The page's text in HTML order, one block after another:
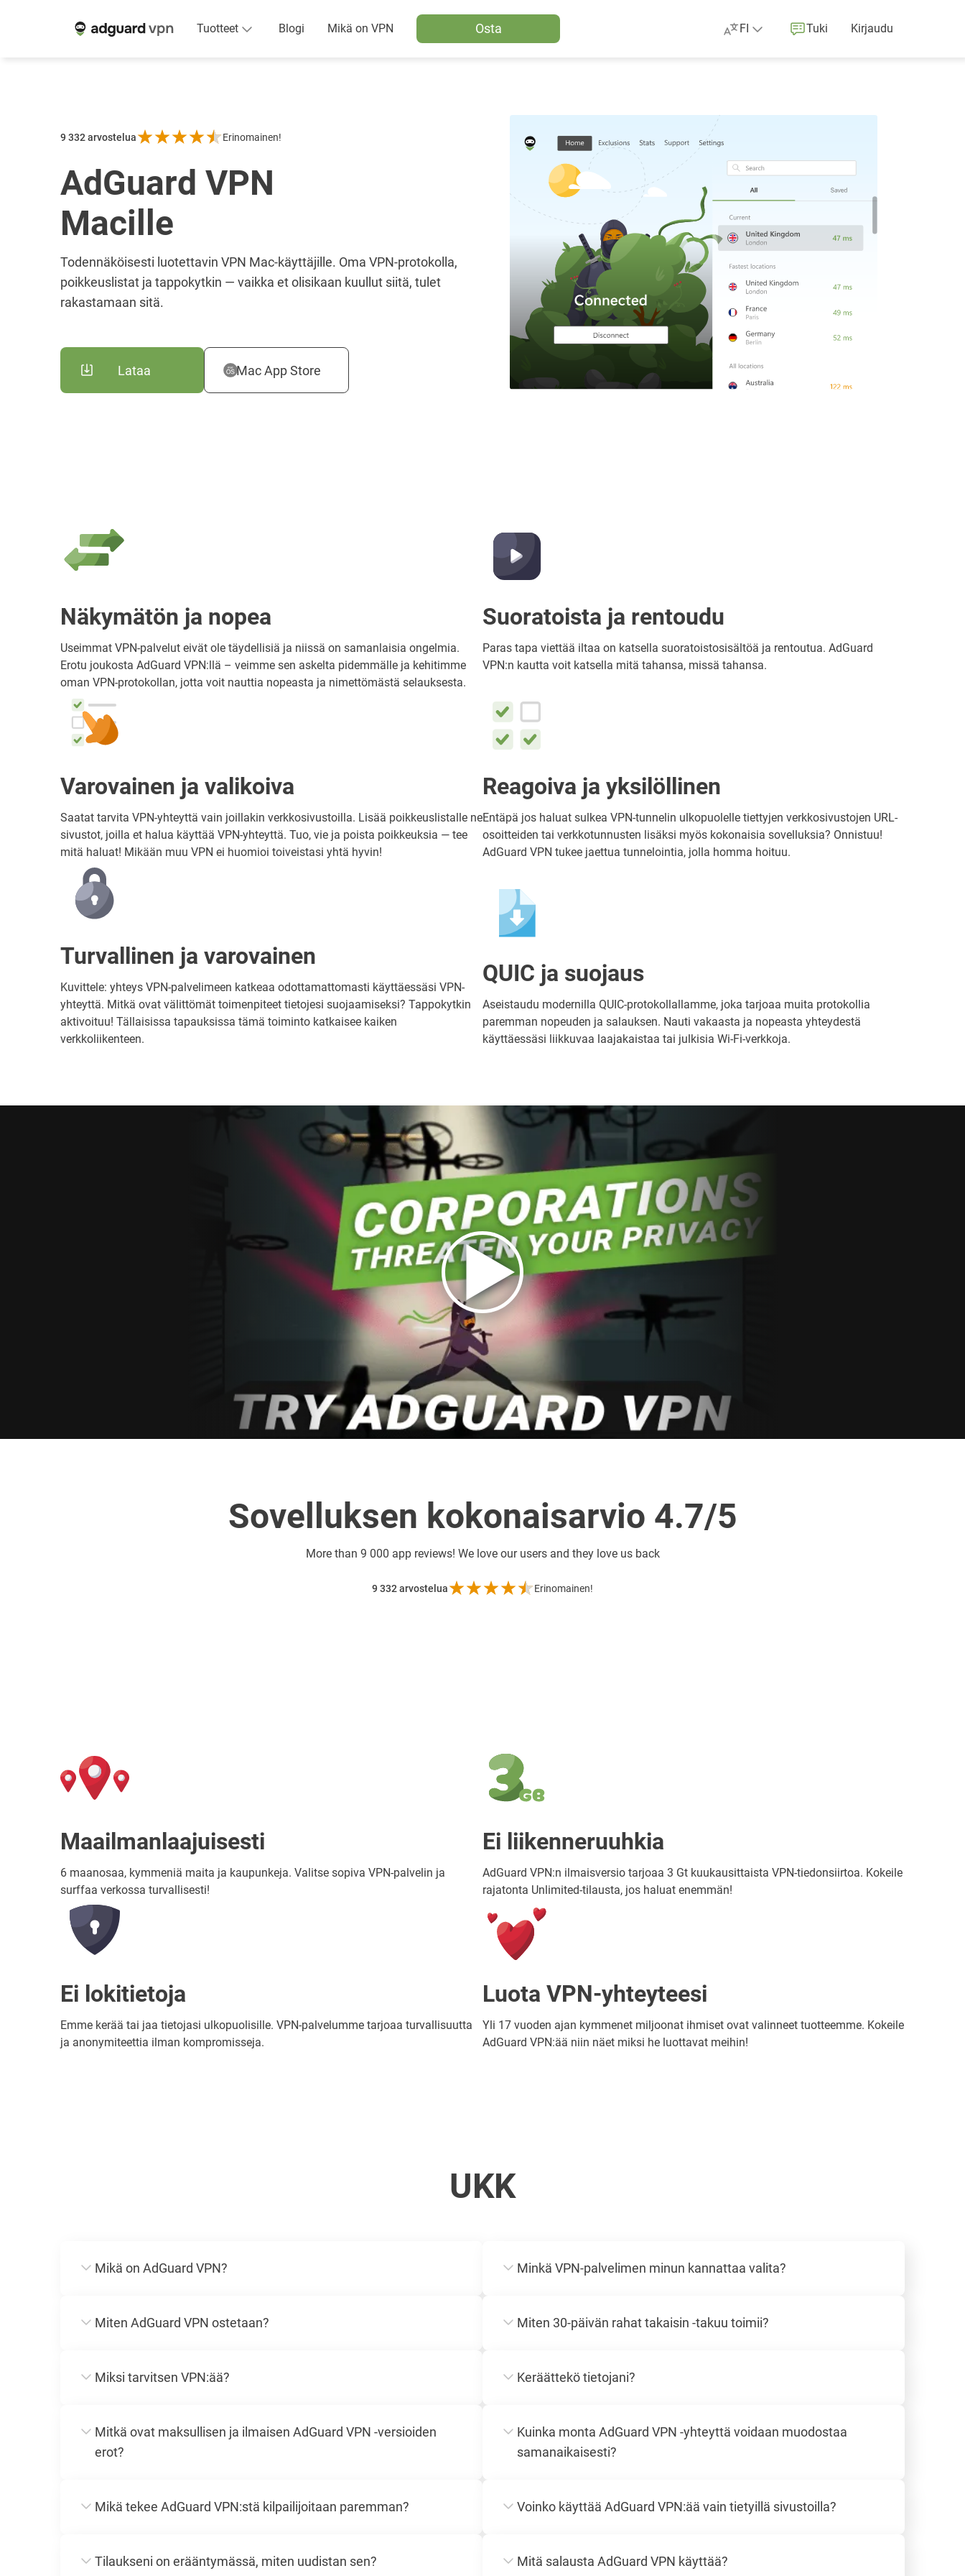
Tuotteet Blogi Mikä on VPN Osta FI Tuki Kirjaudu
9 332arvostelua Erinomainen!
AdGuard VPN
Macille
Todennäköisesti luotettavin VPN Mac-käyttäjille. Oma VPN-protokolla,
poikkeuslistat ja tappokytkin — vaikka et olisikaan kuullut siitä, tulet
rakastamaan sitä.
Lataa Mac App Store
Näkymätön ja nopea
Useimmat VPN-palvelut eivät ole täydellisiä ja niissä on samanlaisia ongelmia.
Erotu joukosta AdGuard VPN:llä – veimme sen askelta pidemmälle ja kehitimme
oman VPN-protokollan, jotta voit nauttia nopeasta ja nimettömästä selauksesta.
Varovainen ja valikoiva
Saatat tarvita VPN-yhteyttä vain joillakin verkkosivustoilla. Lisää poikkeuslistalle ne
sivustot, joilla et halua käyttää VPN-yhteyttä. Tuo, vie ja poista poikkeuksia — tee
mitä haluat! Mikään muu VPN ei huomioi toiveistasi yhtä hyvin!
Turvallinen ja varovainen
Kuvittele: yhteys VPN-palvelimeen katkeaa odottamattomasti käyttäessäsi VPN-
yhteyttä. Mitkä ovat välittömät toimenpiteet tietojesi suojaamiseksi? Tappokytkin
aktivoituu! Tällaisissa tapauksissa tämä toiminto katkaisee kaiken
verkkoliikenteen.
Suoratoista ja rentoudu
Paras tapa viettää iltaa on katsella suoratoistosisältöä ja rentoutua. AdGuard
VPN:n kautta voit katsella mitä tahansa, missä tahansa.
Reagoiva ja yksilöllinen
Entäpä jos haluat sulkea VPN-tunnelin ulkopuolelle tiettyjen verkkosivustojen URL-
osoitteiden tai verkkotunnusten lisäksi myös kokonaisia sovelluksia? Onnistuu!
AdGuard VPN tukee jaettua tunnelointia, jolla homma hoituu.
QUIC ja suojaus
Aseistaudu modernilla QUIC-protokollallamme, joka tarjoaa muita protokollia
paremman nopeuden ja salauksen. Nauti vakaasta ja nopeasta yhteydestä
käyttäessäsi liikkuvaa laajakaistaa tai julkisia Wi-Fi-verkkoja.
Sovelluksen kokonaisarvio 4.7/5
More than 9 000 app reviews! We love our users and they love us back
9 332arvostelua Erinomainen!
Maailmanlaajuisesti
6 maanosaa, kymmeniä maita ja kaupunkeja. Valitse sopiva VPN-palvelin ja
surffaa verkossa turvallisesti!
Ei lokitietoja
Emme kerää tai jaa tietojasi ulkopuolisille. VPN-palvelumme tarjoaa turvallisuutta
ja anonymiteettia ilman kompromisseja.
Ei liikenneruuhkia
AdGuard VPN:n ilmaisversio tarjoaa 3 Gt kuukausittaista VPN-tiedonsiirtoa. Kokeile
rajatonta Unlimited-tilausta, jos haluat enemmän!
Luota VPN-yhteyteesi
Yli 17 vuoden ajan kymmenet miljoonat ihmiset ovat valinneet tuotteemme. Kokeile
AdGuard VPN:ää niin näet miksi he luottavat meihin!
UKK
Mikä on AdGuard VPN?
Miten AdGuard VPN ostetaan?
Miksi tarvitsen VPN:ää?
Mitkä ovat maksullisen ja ilmaisen AdGuard VPN -versioiden
erot?
Mikä tekee AdGuard VPN:stä kilpailijoitaan paremman?
Tilaukseni on erääntymässä, miten uudistan sen?
Minkä VPN-palvelimen minun kannattaa valita?
Miten 30-päivän rahat takaisin -takuu toimii?
Keräättekö tietojani?
Kuinka monta AdGuard VPN -yhteyttä voidaan muodostaa
samanaikaisesti?
Voinko käyttää AdGuard VPN:ää vain tietyillä sivustoilla?
Mitä salausta AdGuard VPN käyttää?